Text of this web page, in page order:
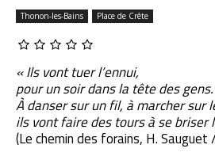
Thonon-les-Bains Place de Crête
« Ils vont tuer l’ennui,
pour un soir dans la tête des gens.
À danser sur un fil, à marcher sur
ils vont faire des tours à se briser
(Le chemin des forains, H. Sauguet